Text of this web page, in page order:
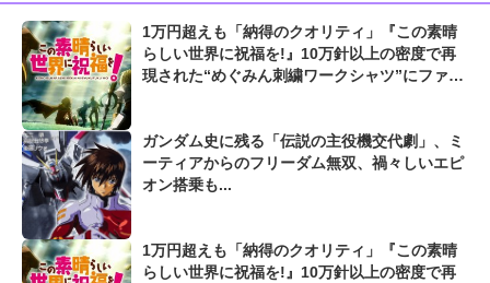
1万円超えも「納得のクオリティ」『この素晴
らしい世界に祝福を!』10万針以上の密度で再
現された“めぐみん刺繍ワークシャツ”にファン
ガンダム史に残る「伝説の主役機交代劇」、ミ
ーティアからのフリーダム無双、禍々しいエピ
オン搭乗も...
1万円超えも「納得のクオリティ」『この素晴
らしい世界に祝福を!』10万針以上の密度で再